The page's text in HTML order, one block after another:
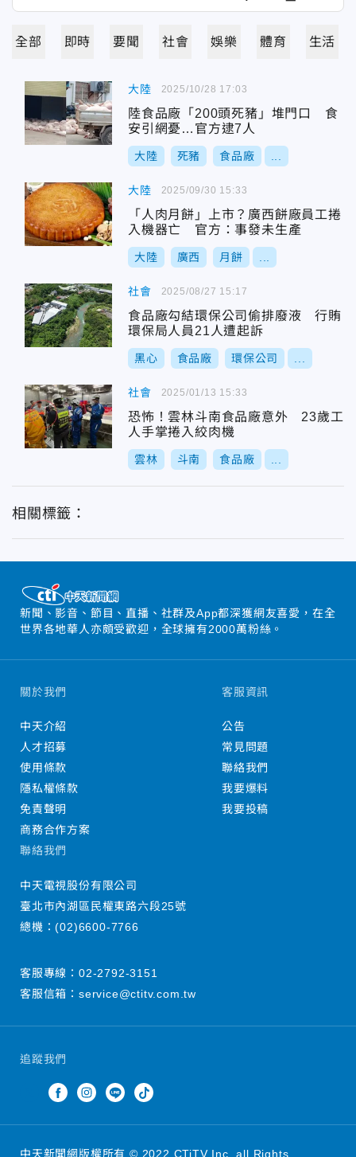
全部 即時 要聞 社會 娛樂 體育 生活
大陸
陸食品廠「200頭死豬」堆門口 食
安引網憂…官方逮7人
大陸 死豬 食品廠
2025/10/28 17:03
大陸
「人肉月餅」上市？廣西餅廠員工捲
入機器亡 官方：事發未生產
大陸 廣西 月餅
2025/09/30 15:33
社會
食品廠勾結環保公司偷排廢液 行賄
環保局人員21人遭起訴
黑心 食品廠 環保公司
2025/08/27 15:17
社會
恐怖！雲林斗南食品廠意外 23歲工
人手掌捲入絞肉機
雲林 斗南 食品廠
2025/01/13 15:33
相關標籤：
新聞、影音、節目、直播、社群及App都深獲網友喜愛，在全
世界各地華人亦頗受歡迎，全球擁有2000萬粉絲。
追蹤我們
關於我們
中天介紹
人才招募
使用條款
隱私權條款
免責聲明
商務合作方案
客服資訊
公告
常見問題
聯絡我們
我要爆料
我要投稿
聯絡我們
中天電視股份有限公司
臺北市內湖區民權東路六段25號
總機：(02)6600-7766
客服專線： 02-2792-3151
客服信箱： service@ctitv.com.tw
中天新聞網版權所有 © 2022 CTiTV Inc. all Rights